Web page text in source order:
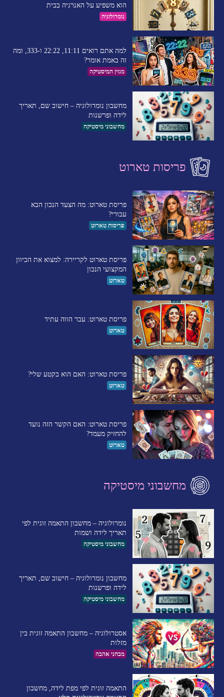
הוא משפיע על האנרגיה בבית
נומרולוגיה
למה אתם רואים 11:11, 22:22 ו-333, ומה
זה באמת אומר?
מגזין המיסטיקה
מחשבון נומרולוגיה – חישוב שם, תאריך
לידה ופרשנות
מחשבוני מיסטיקה
פריסות טארוט
פריסת טארוט: מה הצעד הנכון הבא
עבורי?
פריסות טארוט
פריסת טארוט לקריירה: למצוא את הכיוון
המקצועי הנכון
טארוט
פריסת טארוט: עבר הווה עתיד
טארוט
פריסת טארוט: האם הוא בקטע שלי?
טארוט
פריסת טארוט: האם הקשר הזה נועד
להחזיק מעמד?
טארוט
מחשבוני מיסטיקה
נומרולוגיה – מחשבון התאמה זוגית לפי
תאריך לידה ושמות
מחשבוני מיסטיקה
מחשבון נומרולוגיה – חישוב שם, תאריך
לידה ופרשנות
מחשבוני מיסטיקה
אסטרולוגיה – מחשבון התאמה זוגית בין
מזלות
מבחני אהבה
התאמה זוגית לפי מפת לידה, מחשבון